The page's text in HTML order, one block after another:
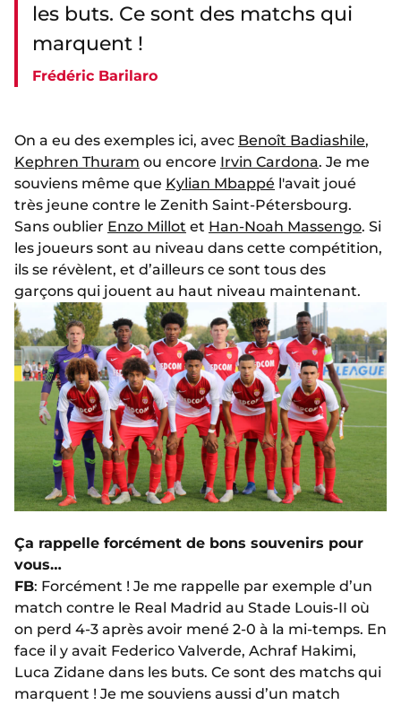
les buts. Ce sont des matchs qui
marquent !
Frédéric Barilaro
On a eu des exemples ici, avec Benoît Badiashile,
Kephren Thuram ou encore Irvin Cardona. Je me
souviens même que Kylian Mbappé l'avait joué
très jeune contre le Zenith Saint-Pétersbourg.
Sans oublier Enzo Millot et Han-Noah Massengo. Si
les joueurs sont au niveau dans cette compétition,
ils se révèlent, et d’ailleurs ce sont tous des
garçons qui jouent au haut niveau maintenant.
Ça rappelle forcément de bons souvenirs pour
vous…
FB: Forcément ! Je me rappelle par exemple d’un
match contre le Real Madrid au Stade Louis-II où
on perd 4-3 après avoir mené 2-0 à la mi-temps. En
face il y avait Federico Valverde, Achraf Hakimi,
Luca Zidane dans les buts. Ce sont des matchs qui
marquent ! Je me souviens aussi d’un match